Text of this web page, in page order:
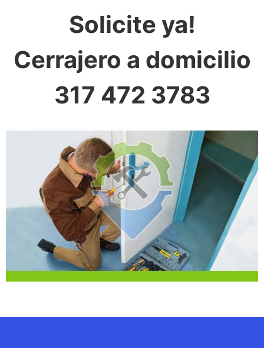
Solicite ya!
Cerrajero a domicilio
317 472 3783